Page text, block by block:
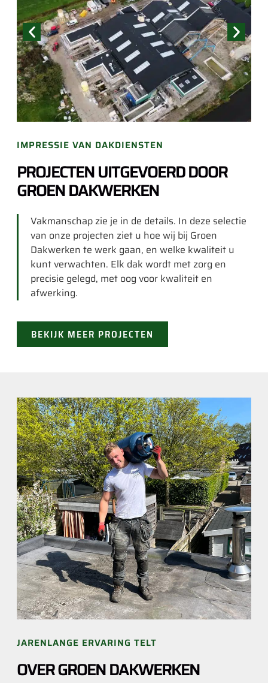
IMPRESSIE VAN DAKDIENSTEN
PROJECTEN UITGEVOERD DOOR
GROEN DAKWERKEN
Vakmanschap zie je in de details. In deze selectie
van onze projecten ziet u hoe wij bij Groen
Dakwerken te werk gaan, en welke kwaliteit u
kunt verwachten. Elk dak wordt met zorg en
precisie gelegd, met oog voor kwaliteit en
afwerking.
BEKIJK MEER PROJECTEN
JARENLANGE ERVARING TELT
OVER GROEN DAKWERKEN